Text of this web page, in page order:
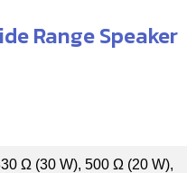
Range Speaker
Ω (30 W), 500 Ω (20 W),